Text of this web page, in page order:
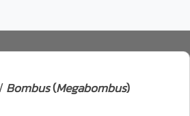
/Bombus(Megabombus)